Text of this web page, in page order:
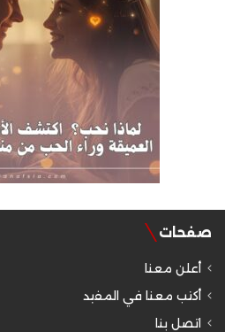
صفحات
أعلن معنا
أكتب معنا في المفيد
اتصل بنا